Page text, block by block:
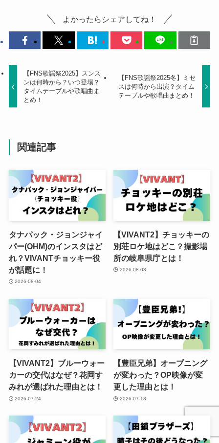
よかったらシェアしてね！
【FNS歌謡祭2025】スンス
ンは何時から？いつ登場？
タイムテーブルや歌唱曲ま
とめ！
【FNS歌謡祭2025冬】ミセ
スは何時から出演？タイム
テーブルや歌唱曲まとめ！
関連記事
タナパック・ジョンジャイ
パー(OHM)のインスタはど
れ？VIVANTチョッキー役
が話題に！
2026-08-04
【VIVANT2】チョッキーの
別荘ロケ地はどこ？撮影場
所の岐阜県庁とは！
2026-08-03
【VIVANT2】ブルーウォー
カーの交代はなぜ？花岡す
みれが選ばれた理由とは！
2026-07-24
【豊臣兄弟】オープニング
が変わった？OP映像が変
更した理由とは！
2026-07-18